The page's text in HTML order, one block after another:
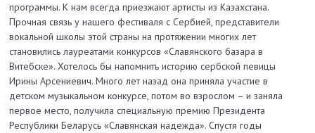
программы. К нам всегда приезжают артисты из Казахстана.
Прочная связь у нашего фестиваля с Сербией, представители
вокальной школы этой страны на протяжении многих лет
становились лауреатами конкурсов «Славянского базара в
Витебске». Хотелось бы напомнить историю сербской певицы
Ирины Арсениевич. Много лет назад она приняла участие в
детском музыкальном конкурсе, потом во взрослом – и заняла
первое место, получила специальную премию Президента
Республики Беларусь «Славянская надежда». Спустя годы